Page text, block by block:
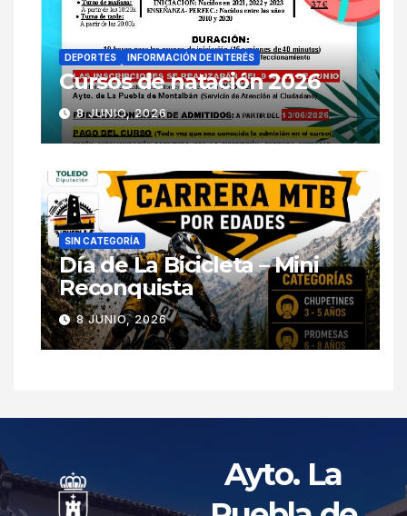
DEPORTES INFORMACIÓN DE INTERÉS
Cursos de natación 2026
8 JUNIO, 2026
SIN CATEGORÍA
Día de La Bicicleta – Mini
Reconquista
8 JUNIO, 2026
Ayto. La